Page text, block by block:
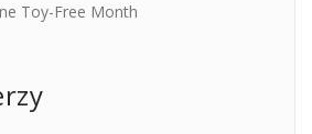
Toy-Free Month